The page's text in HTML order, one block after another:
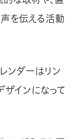
を伝える活動
ンダーはリン
ザインになって